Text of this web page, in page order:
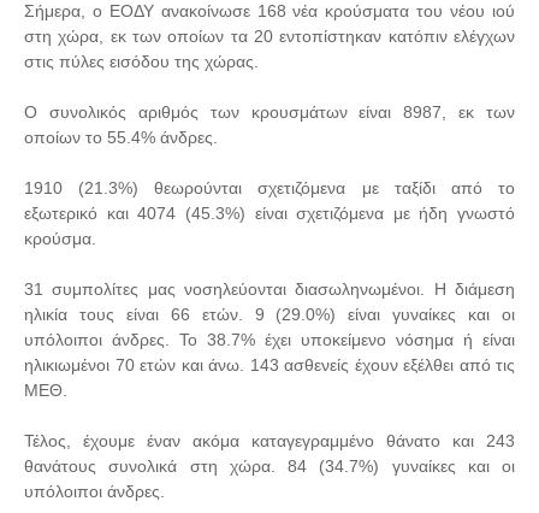
Σήμερα, o ΕΟΔΥ ανακοίνωσε 168 νέα κρούσματα του νέου ιού
στη χώρα, εκ των οποίων τα 20 εντοπίστηκαν κατόπιν ελέγχων
στις πύλες εισόδου της χώρας.
Ο συνολικός αριθμός των κρουσμάτων είναι 8987, εκ των
οποίων το 55.4% άνδρες.
1910 (21.3%) θεωρούνται σχετιζόμενα με ταξίδι από το
εξωτερικό και 4074 (45.3%) είναι σχετιζόμενα με ήδη γνωστό
κρούσμα.
31 συμπολίτες μας νοσηλεύονται διασωληνωμένοι. Η διάμεση
ηλικία τους είναι 66 ετών. 9 (29.0%) είναι γυναίκες και οι
υπόλοιποι άνδρες. To 38.7% έχει υποκείμενο νόσημα ή είναι
ηλικιωμένοι 70 ετών και άνω. 143 ασθενείς έχουν εξέλθει από τις
ΜΕΘ.
Τέλος, έχουμε έναν ακόμα καταγεγραμμένο θάνατο και 243
θανάτους συνολικά στη χώρα. 84 (34.7%) γυναίκες και οι
υπόλοιποι άνδρες.